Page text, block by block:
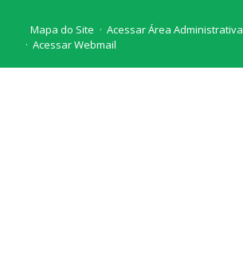
Mapa do Site
Acessar Área Administrativa
Acessar Webmail